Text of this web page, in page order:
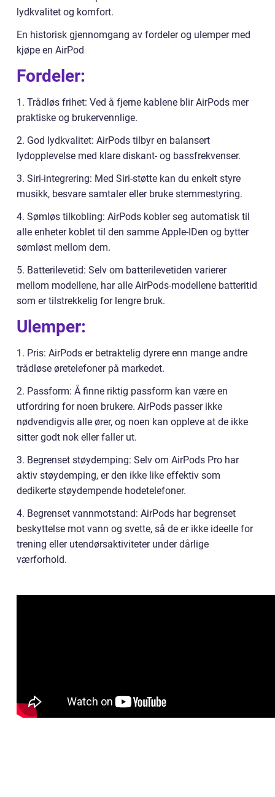
lydkvalitet og komfort.
En historisk gjennomgang av fordeler og ulemper med
kjøpe en AirPod
Fordeler:
1. Trådløs frihet: Ved å fjerne kablene blir AirPods mer
praktiske og brukervennlige.
2. God lydkvalitet: AirPods tilbyr en balansert
lydopplevelse med klare diskant- og bassfrekvenser.
3. Siri-integrering: Med Siri-støtte kan du enkelt styre
musikk, besvare samtaler eller bruke stemmestyring.
4. Sømløs tilkobling: AirPods kobler seg automatisk til
alle enheter koblet til den samme Apple-IDen og bytter
sømløst mellom dem.
5. Batterilevetid: Selv om batterilevetiden varierer
mellom modellene, har alle AirPods-modellene batteritid
som er tilstrekkelig for lengre bruk.
Ulemper:
1. Pris: AirPods er betraktelig dyrere enn mange andre
trådløse øretelefoner på markedet.
2. Passform: Å finne riktig passform kan være en
utfordring for noen brukere. AirPods passer ikke
nødvendigvis alle ører, og noen kan oppleve at de ikke
sitter godt nok eller faller ut.
3. Begrenset støydemping: Selv om AirPods Pro har
aktiv støydemping, er den ikke like effektiv som
dedikerte støydempende hodetelefoner.
4. Begrenset vannmotstand: AirPods har begrenset
beskyttelse mot vann og svette, så de er ikke ideelle for
trening eller utendørsaktiviteter under dårlige
værforhold.